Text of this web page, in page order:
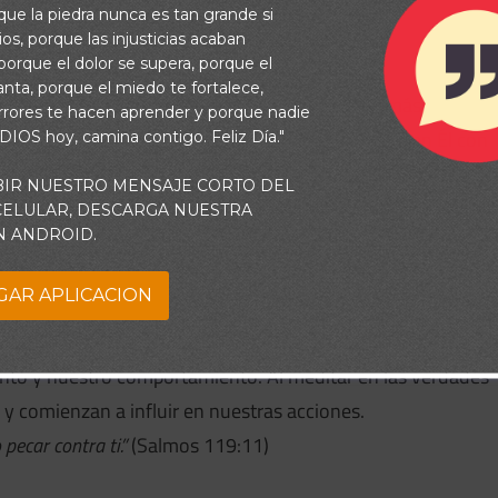
liderazgo, como lo hizo con Josué?
nos llama a enfrentar tareas que parecen más grandes
haycuatro pasosque nos ayudarán a confiar en Él con
como si estuviéramos buscando un tesoro. Con la ayuda
a aplicarla a nuestras circunstancias.
y nuestro comportamiento. Al meditar en las verdades
comienzan a influir en nuestras acciones.
contra ti.”(Salmos 119:11)
la piedra nunca es tan grande si
porque las injusticias acaban
el dolor se supera, porque el
porque el miedo te fortalece,
te hacen aprender y porque nadie
hoy, camina contigo. Feliz Día."
NUESTRO MENSAJE CORTO DEL
DESCARGA NUESTRA
ANDROID.
APLICACION